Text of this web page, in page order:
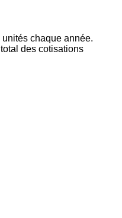
chaque année.
des cotisations